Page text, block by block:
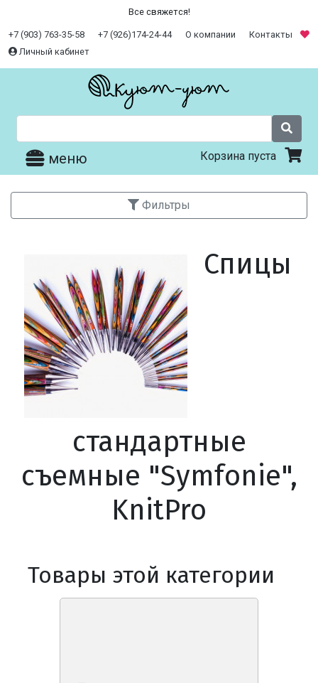
Все свяжется!
+7 (903) 763-35-58 +7 (926)174-24-44 О компании
Контакты
Личный кабинет
меню Корзина пуста
Фильтры
Спицы
стандартные
съемные "Symfonie",
KnitPro
Товары этой категории